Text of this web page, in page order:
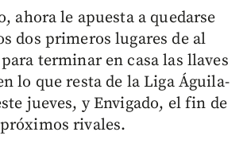
ahora le apuesta a quedarse
dos primeros lugares de al
terminar en casa las llaves
lo que resta de la Liga Águila-
jueves, y Envigado, el fin de
rivales.